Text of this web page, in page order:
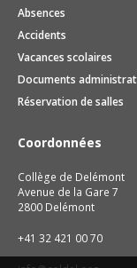
Absences
Accidents
Vacances scolaires
Documents
Réservation de salles
Coordonnées
Collège de Delémont
Avenue de la Gare 7
2800 Delémont
+41 32 421 00 70